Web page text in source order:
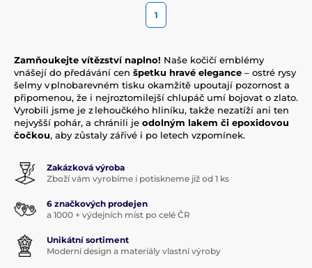
1
Zamňoukejte vítězství naplno! Naše kočičí emblémy
vnášejí do předávání cen špetku hravé elegance – ostré rysy
šelmy v plnobarevném tisku okamžitě upoutají pozornost a
připomenou, že i nejroztomilejší chlupáč umí bojovat o zlato.
Vyrobili jsme je z lehoučkého hliníku, takže nezatíží ani ten
nejvyšší pohár, a chránili je odolným lakem či epoxidovou
čočkou, aby zůstaly zářivé i po letech vzpomínek.
Zakázková výroba
Zboží vám vyrobíme i potiskneme již od 1 ks
6 značkových prodejen
a 1000 + výdejních míst po celé ČR
Unikátní sortiment
Moderní design a materiály vlastní výroby